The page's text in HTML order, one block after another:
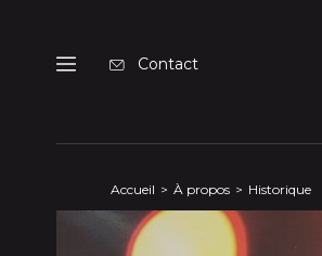
Menu
Contact
Accueil À propos Historique